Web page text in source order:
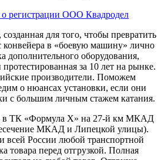
для того, чтобы превратить
конвейера в «боевую машину» лично
дополнительного оборудования,
за 10 лет на рынке.
производители. Поможем
о нюансах установки, если они
с большим личным стажем катания.
в ТК «Формула X» на 27-й км МКАД
МКАД и Липецкой улицы).
всей России любой транспортной
товара перед отгрузкой. Полная